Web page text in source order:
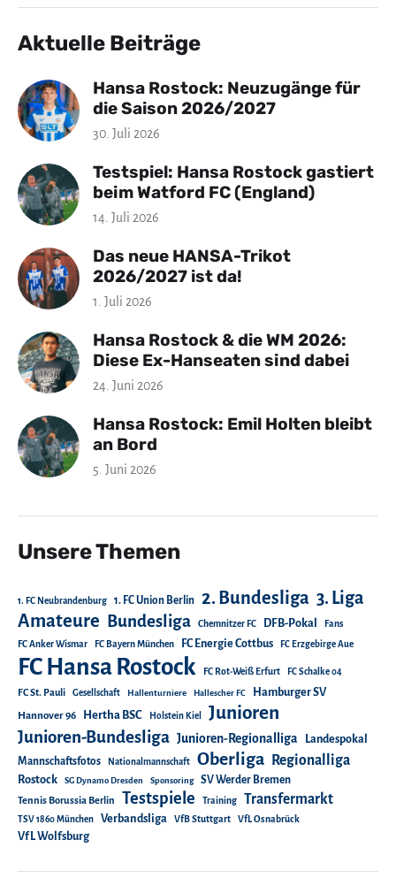
Aktuelle Beiträge
Hansa Rostock: Neuzugänge für
die Saison 2026/2027
30. Juli 2026
Testspiel: Hansa Rostock gastiert
beim Watford FC (England)
14. Juli 2026
Das neue HANSA-Trikot
2026/2027 ist da!
1. Juli 2026
Hansa Rostock & die WM 2026:
Diese Ex-Hanseaten sind dabei
24. Juni 2026
Hansa Rostock: Emil Holten bleibt
an Bord
5. Juni 2026
Unsere Themen
1. FC Neubrandenburg 1. FC Union Berlin 2. Bundesliga 3. Liga
Amateure Bundesliga Chemnitzer FC DFB-Pokal Fans
FC Anker Wismar FC Bayern München FC Energie Cottbus FC Erzgebirge Aue
FC Hansa Rostock FC Rot-Weiß Erfurt FC Schalke 04
FC St. Pauli Gesellschaft Hallenturniere Hallescher FC Hamburger SV
Hannover 96 Hertha BSC Holstein Kiel Junioren
Junioren-Bundesliga Junioren-Regionalliga
Landespokal
Mannschaftsfotos
Nationalmannschaft Oberliga Regionalliga
Rostock SG Dynamo Dresden Sponsoring SV Werder Bremen
Tennis Borussia Berlin Testspiele Training Transfermarkt
TSV 1860 München Verbandsliga VfB Stuttgart VfL Osnabrück
VfL Wolfsburg